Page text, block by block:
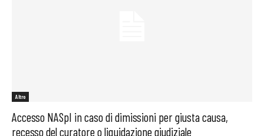
Altro
Accesso NASpI in caso di dimissioni per giusta causa,
recesso del curatore o liquidazione giudiziale